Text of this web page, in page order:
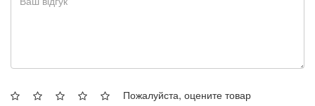
Пожалуйста, оцените товар